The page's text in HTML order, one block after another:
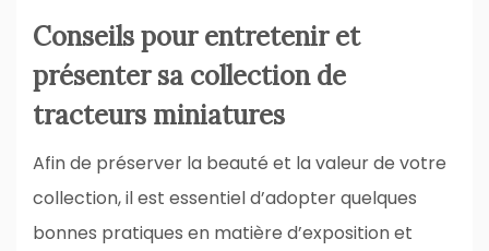
Conseils pour entretenir et
présenter sa collection de
tracteurs miniatures
Afin de préserver la beauté et la valeur de votre
collection, il est essentiel d’adopter quelques
bonnes pratiques en matière d’exposition et